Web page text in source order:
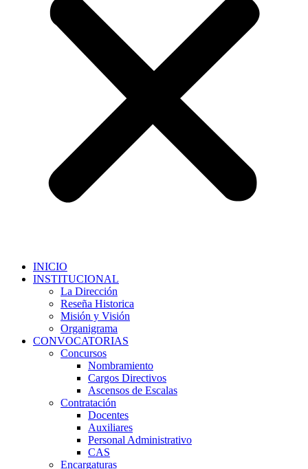
INICIO
INSTITUCIONAL
La Dirección
Reseña Historica
Misión y Visión
Organigrama
CONVOCATORIAS
Concursos
Nombramiento
Cargos Directivos
Ascensos de Escalas
Contratación
Docentes
Auxiliares
Personal Administrativo
CAS
Encargaturas